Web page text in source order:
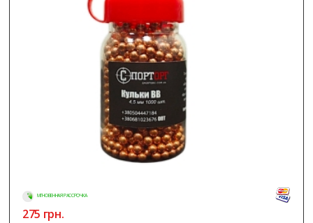
МГНОВЕННАЯ РАССРОЧКА
275 грн.